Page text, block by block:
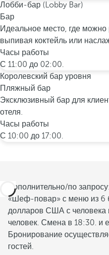
Лобби-бар (Lobby Bar)
Бар
Идеальное место, где
выпивая коктейль или
Часы работы
С 11:00 до 02:00.
Королевский бар уровня
Пляжный бар
Эксклюзивный бар для
отеля.
Часы работы
С 10:00 до 17:00.
Дополнительно/по
«Шеф-повар» с меню из 6
долларов США с человека
человек. Смена в 18:30. и
Бронирование
гостей.